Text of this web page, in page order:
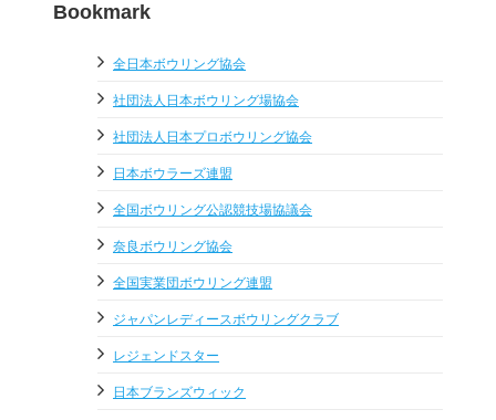
Bookmark
全日本ボウリング協会
社団法人日本ボウリング場協会
社団法人日本プロボウリング協会
日本ボウラーズ連盟
全国ボウリング公認競技場協議会
奈良ボウリング協会
全国実業団ボウリング連盟
ジャパンレディースボウリングクラブ
レジェンドスター
日本ブランズウィック